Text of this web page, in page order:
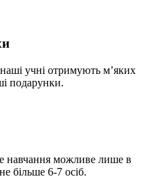
учні отримують м’яких
подарунки.
навчання можливе лише в
більше 6-7 осіб.